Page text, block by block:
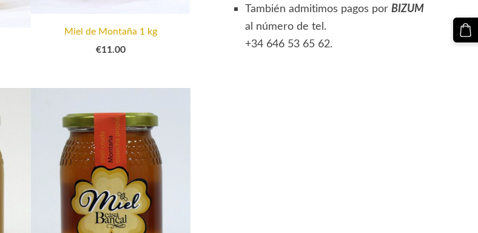
También admitimos pagos por BIZUM
al número de tel.
+34 646 53 65 62.
Miel de Montaña 1 kg
€11.00